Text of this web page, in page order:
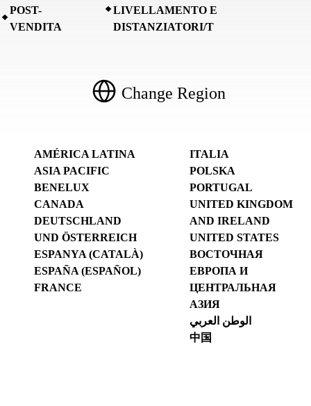
POST-
VENDITA
LIVELLAMENTO E
DISTANZIATORI/T
Change Region
AMÉRICA LATINA
ASIA PACIFIC
BENELUX
CANADA
DEUTSCHLAND
UND ÖSTERREICH
ESPANYA (CATALÀ)
ESPAÑA (ESPAÑOL)
FRANCE
ITALIA
POLSKA
PORTUGAL
UNITED KINGDOM
AND IRELAND
UNITED STATES
ВОСТОЧНАЯ
ЕВРОПА И
ЦЕНТРАЛЬНАЯ
АЗИЯ
الوطن العربي
中国